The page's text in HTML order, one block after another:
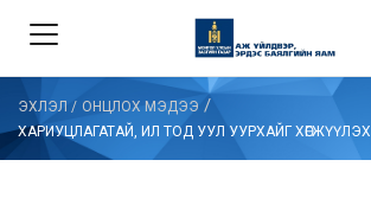
ЭХЛЭЛ / ОНЦЛОХ МЭДЭЭ /
ХАРИУЦЛАГАТАЙ, ИЛ ТОД УУЛ УУРХАЙГ ХӨГЖҮҮЛЭХ